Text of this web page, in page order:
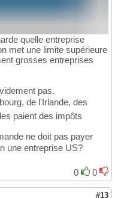
quelle entreprise
met une limite supérieure
grosses entreprises
pas.
de l'Irlande, des
paient des impôts
ne doit pas payer
une entreprise US?
0
0
#13